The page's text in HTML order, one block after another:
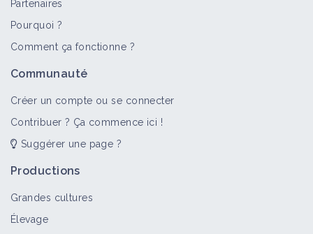
Partenaires
Pourquoi ?
Comment ça fonctionne ?
Communauté
Créer un compte ou se connecter
Contribuer ? Ça commence ici !
Suggérer une page ?
Productions
Grandes cultures
Élevage